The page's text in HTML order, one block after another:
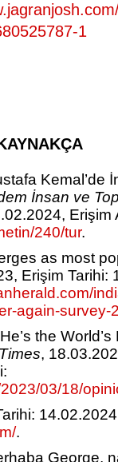
1
Kemal’de
İnsan ve
Erişim
240/tur.
as most
Erişim Tarihi:
again-survey-
the
,
03/18/
.
George,